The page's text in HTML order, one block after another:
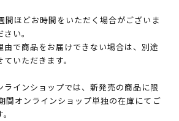
間ほどお時間をいただく場合がございま
い。
由で商品をお届けできない場合は、別途
いただきます。
ラインショップでは、新発売の商品に限
間オンラインショップ単独の在庫にてご